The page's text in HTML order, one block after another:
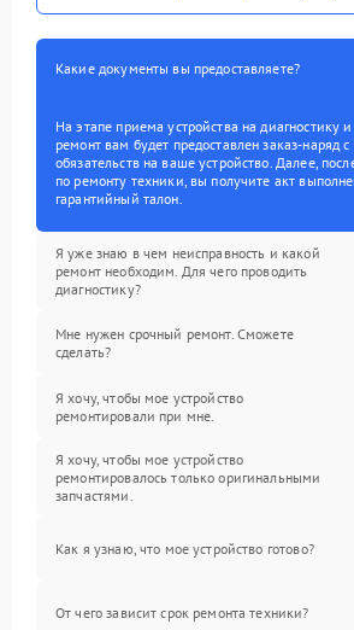
Какие документы вы предоставляете?
На этапе приема устройства на диагностику
ремонт вам будет предоставлен заказ-наряд
обязательств на ваше устройство. Далее,
по ремонту техники, вы получите акт
гарантийный талон.
Я уже знаю в чем неисправность и какой
ремонт необходим. Для чего проводить
диагностику?
Мне нужен срочный ремонт. Сможете
сделать?
Я хочу, чтобы мое устройство
ремонтировали при мне.
Я хочу, чтобы мое устройство
ремонтировалось только оригинальными
запчастями.
Как я узнаю, что мое устройство готово?
От чего зависит срок ремонта техники?